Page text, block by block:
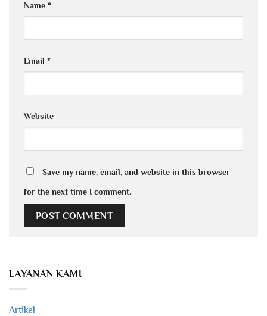
Name *
Email *
Website
Save my name, email, and website in this browser
for the next time I comment.
LAYANAN KAMI
Artikel